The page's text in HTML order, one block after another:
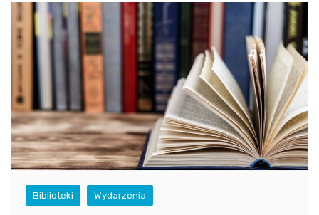
Biblioteki Wydarzenia